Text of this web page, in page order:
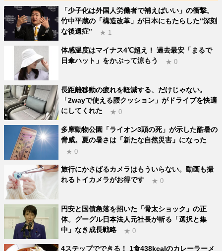
「少子化は外国人労働者で補えばいい」の衝撃。
竹中平蔵の「構造改革」が日本にもたらした“深刻
な後遺症”
★ 1
体感温度はマイナス4℃超え！ 過去最安「まるで
日傘ハット」をかぶって涼もう
★ 0
長距離移動の疲れを軽減する、だけじゃない。
「2wayで使える腰クッション」がドライブを快適
にしてくれた
★ 0
多摩動物公園「ライオン3頭の死」が示した酷暑の
脅威。夏の暑さは「新たな自然災害」になった
★ 0
旅行にかさばるカメラはもういらない。動画も撮
れるトイカメラがお得です
★ 0
円安と国債急落を招いた「骨太ショック」の正
体。グーグル日本法人元社長が斬る「選択と集
中」なき成長戦略
★ 0
4ステップでできる！ 1食438kcalのカレーラーメ